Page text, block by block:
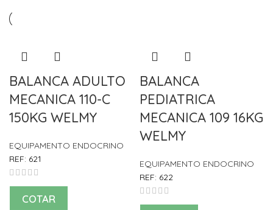
BALANCA ADULTO
MECANICA 110-C
150KG WELMY
EQUIPAMENTO ENDOCRINO
REF: 621
COTAR
BALANCA
PEDIATRICA
MECANICA 109 16KG
WELMY
EQUIPAMENTO ENDOCRINO
REF: 622